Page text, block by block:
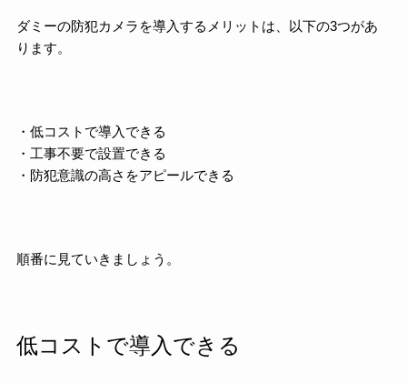
ダミーの防犯カメラを導入するメリットは、以下の3つがあ
ります。
・低コストで導入できる
・工事不要で設置できる
・防犯意識の高さをアピールできる
順番に見ていきましょう。
低コストで導入できる